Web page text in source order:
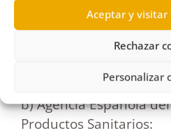
Aceptar y visitar
Rechazar
Personalizar
procesos de adopción
materia de
sanitarios, sin
propiedad industrial.
b) Agencia Española
Productos Sanitarios: